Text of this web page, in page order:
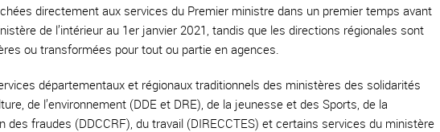
directement aux services du Premier ministre dans un premier temps avant
de l’intérieur au 1er janvier 2021, tandis que les directions régionales sont
ou transformées pour tout ou partie en agences.
départementaux et régionaux traditionnels des ministères des solidarités
de l’environnement (DDE et DRE), de la jeunesse et des Sports, de la
des fraudes (DDCCRF), du travail (DIRECCTES) et certains services du ministère